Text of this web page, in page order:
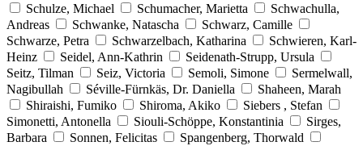
Schulze, Michael
Schumacher, Marietta
Schwachulla,
Andreas
Schwanke, Natascha
Schwarz, Camille
Schwarze, Petra
Schwarzelbach, Katharina
Schwieren, Karl-
Heinz
Seidel, Ann-Kathrin
Seidenath-Strupp, Ursula
Seitz, Tilman
Seiz, Victoria Semoli, Simone
Sermelwall,
Nagibullah
Séville-Fürnkäs, Dr. Daniella
Shaheen, Marah
Shiraishi, Fumiko
Shiroma, Akiko
Siebers , Stefan
Simonetti, Antonella
Siouli-Schöppe, Konstantinia
Sirges,
Barbara
Sonnen, Felicitas
Spangenberg, Thorwald